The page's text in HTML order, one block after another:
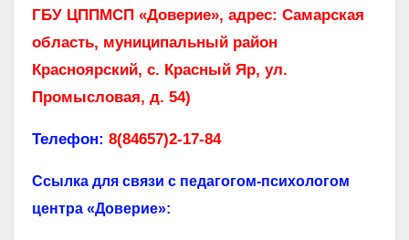
ГБУ ЦППМСП «Доверие», адрес: Самарская
область, муниципальный район
Красноярский, с. Красный Яр, ул.
Промысловая, д. 54)
Телефон: 8(84657)2-17-84
Ссылка для связи с педагогом-психологом
центра «Доверие»: